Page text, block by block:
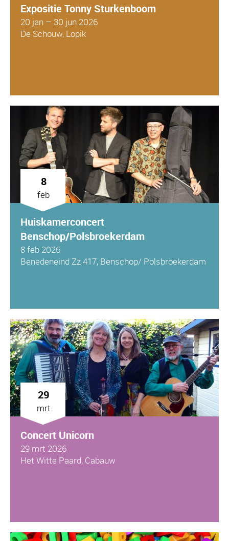
Expositie Tonny Sturkenboom
20 jan – 30 jun 2026
De Schouw, Lopik
8
feb
Huiskamerconcert
Benschop/Polsbroekerdam
8 feb 2026
Benedeneind Zz 417, Benschop/ Polsbroekerdam
29
mrt
Concert Unicorn
29 mrt 2026
Het Witte Paard, Cabauw